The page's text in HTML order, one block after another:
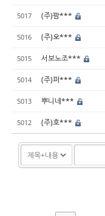
5017 (주)팜***
5016 (주)오***
5015 서보노조***
5014 (주)퍼***
5013 뿌니네***
5012 (주)호***